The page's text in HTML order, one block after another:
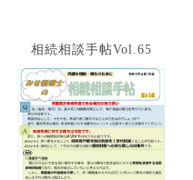
相続相談手帖Vol.65